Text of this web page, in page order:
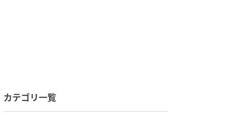
カテゴリ一覧